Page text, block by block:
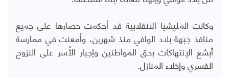
وكانت المليشيا الانقلابية قد أحكمت حصارها على جميع
منافذ جبهة بلاد الوافي منذ شهرين، وأمعنت في ممارسة
أبشع الإنتهاكات بحق المواطنين وإجبار الأُسر على النزوح
القسري وإخلاء المنازل.